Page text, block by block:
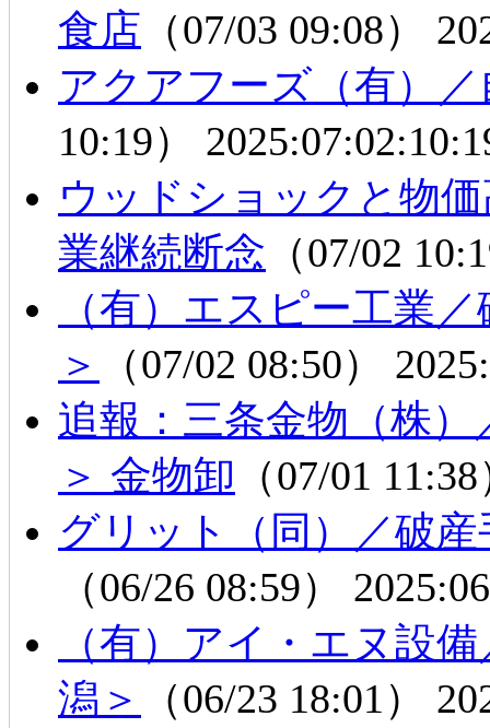
食店 （07/03 09:08）
アクアフーズ（有）
10:19）
ウッドショックと物
業継続断念 （07/02
（有）エスピー工業
＞
（07/02 08:50）
追報：三条金物（株
＞ 金物卸 （07/01
グリット（同）／破
（06/26 08:59）
（有）アイ・エヌ設
潟＞
（06/23 18:01）